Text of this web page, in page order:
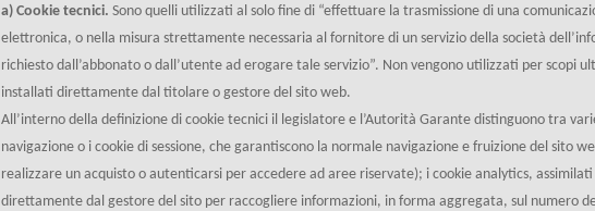
a) Cookie tecnici. Sono quelli utilizzati al solo fine di “effettuare la trasmissione di una
elettronica, o nella misura strettamente necessaria al fornitore di un servizio della società
richiesto dall’abbonato o dall’utente ad erogare tale servizio”. Non vengono utilizzati per scopi
installati direttamente dal titolare o gestore del sito web.
All’interno della definizione di cookie tecnici il legislatore e l’Autorità Garante distinguono tra
navigazione o i cookie di sessione, che garantiscono la normale navigazione e fruizione del sito
realizzare un acquisto o autenticarsi per accedere ad aree riservate); i cookie analytics,
direttamente dal gestore del sito per raccogliere informazioni, in forma aggregata, sul numero